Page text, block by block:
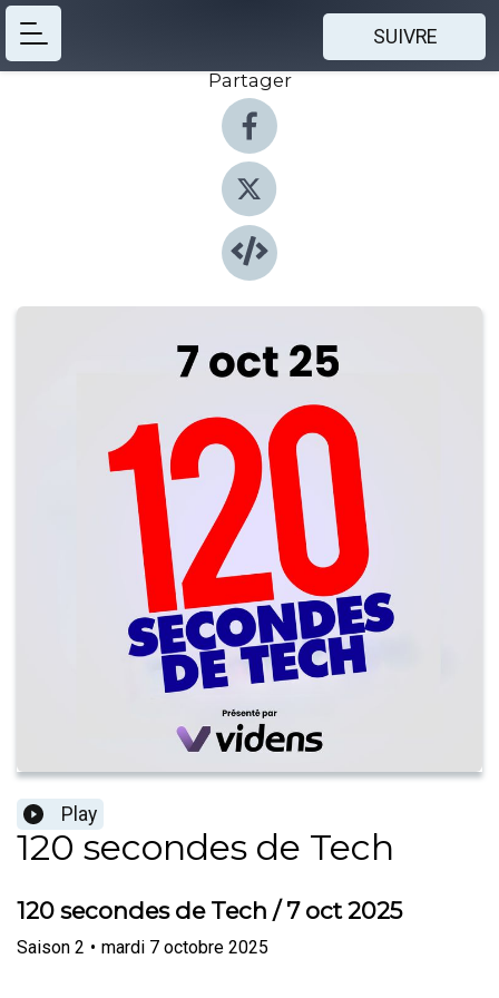
SUIVRE
Partager
Play
120 secondes de Tech
120 secondes de Tech / 7 oct 2025
Saison 2 • mardi 7 octobre 2025